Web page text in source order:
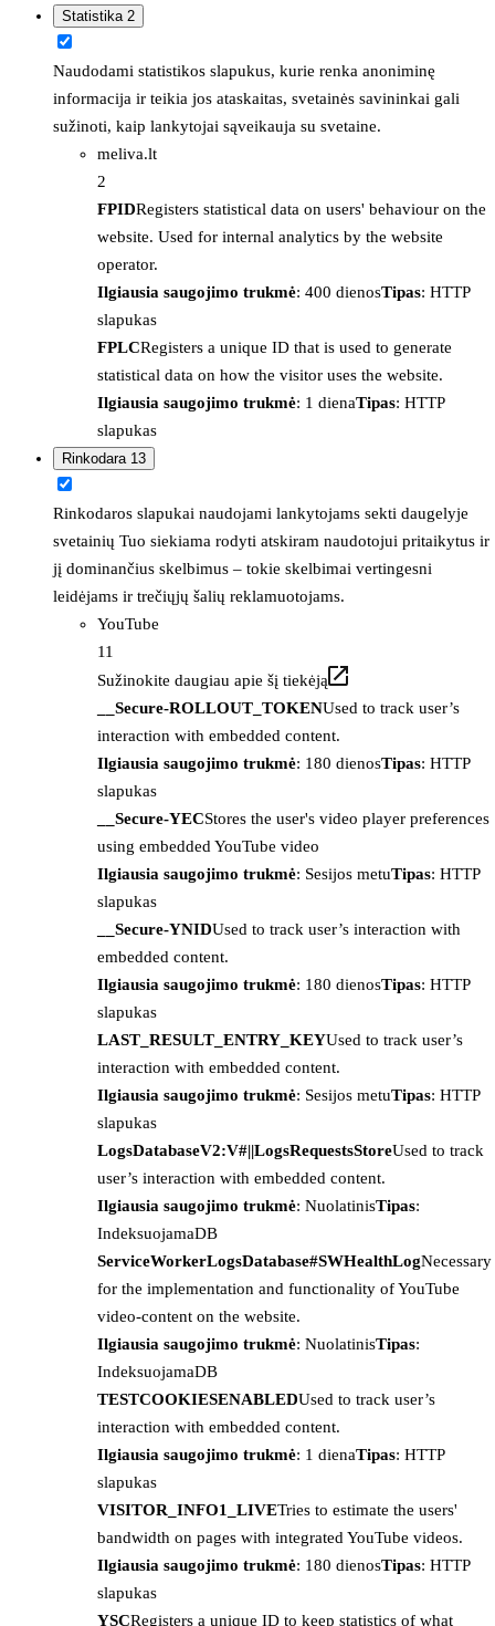
Statistika 2
Naudodami statistikos slapukus, kurie renka anoniminę
informacija ir teikia jos ataskaitas, svetainės savininkai gali
sužinoti, kaip lankytojai sąveikauja su svetaine.
meliva.lt
2
FPIDRegisters statistical data on users' behaviour on the
website. Used for internal analytics by the website
operator.
Ilgiausia saugojimo trukmė: 400 dienosTipas: HTTP
slapukas
FPLCRegisters a unique ID that is used to generate
statistical data on how the visitor uses the website.
Ilgiausia saugojimo trukmė: 1 dienaTipas: HTTP
slapukas
Rinkodara 13
Rinkodaros slapukai naudojami lankytojams sekti daugelyje
svetainių Tuo siekiama rodyti atskiram naudotojui pritaikytus ir
jį dominančius skelbimus – tokie skelbimai vertingesni
leidėjams ir trečiųjų šalių reklamuotojams.
YouTube
11
Sužinokite daugiau apie šį tiekėją
__Secure-ROLLOUT_TOKENUsed to track user’s
interaction with embedded content.
Ilgiausia saugojimo trukmė: 180 dienosTipas: HTTP
slapukas
__Secure-YECStores the user's video player preferences
using embedded YouTube video
Ilgiausia saugojimo trukmė: Sesijos metuTipas: HTTP
slapukas
__Secure-YNIDUsed to track user’s interaction with
embedded content.
Ilgiausia saugojimo trukmė: 180 dienosTipas: HTTP
slapukas
LAST_RESULT_ENTRY_KEYUsed to track user’s
interaction with embedded content.
Ilgiausia saugojimo trukmė: Sesijos metuTipas: HTTP
slapukas
LogsDatabaseV2:V#||LogsRequestsStoreUsed to track
user’s interaction with embedded content.
Ilgiausia saugojimo trukmė: NuolatinisTipas:
IndeksuojamaDB
ServiceWorkerLogsDatabase#SWHealthLogNecessary
for the implementation and functionality of YouTube
video-content on the website.
Ilgiausia saugojimo trukmė: NuolatinisTipas:
IndeksuojamaDB
TESTCOOKIESENABLEDUsed to track user’s
interaction with embedded content.
Ilgiausia saugojimo trukmė: 1 dienaTipas: HTTP
slapukas
VISITOR_INFO1_LIVETries to estimate the users'
bandwidth on pages with integrated YouTube videos.
Ilgiausia saugojimo trukmė: 180 dienosTipas: HTTP
slapukas
YSCRegisters a unique ID to keep statistics of what